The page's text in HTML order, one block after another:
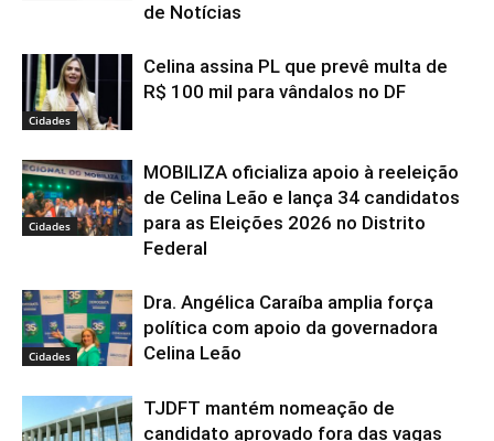
de Notícias
Cidades
Celina assina PL que prevê multa de
R$ 100 mil para vândalos no DF
Cidades
MOBILIZA oficializa apoio à reeleição
de Celina Leão e lança 34 candidatos
para as Eleições 2026 no Distrito
Federal
Cidades
Dra. Angélica Caraíba amplia força
política com apoio da governadora
Celina Leão
TJDFT mantém nomeação de
candidato aprovado fora das vagas